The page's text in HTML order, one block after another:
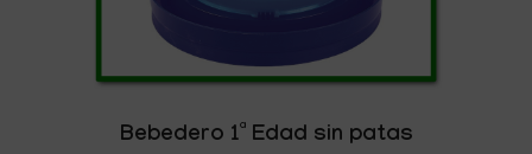
Bebedero 1ª Edad sin patas